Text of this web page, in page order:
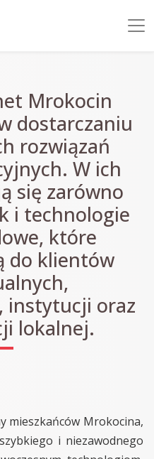
Mrokocin
dostarczaniu
rozwiązań
W ich
się zarówno
i technologie
które
do klientów
instytucji oraz
lokalnej.
mieszkańców Mrokocina,
i niezawodnego